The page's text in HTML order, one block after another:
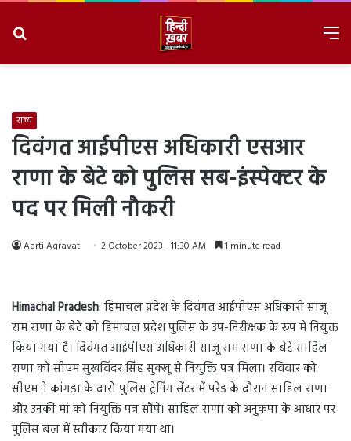
राज्य
दिवंगत आईपीएस अधिकारी एसआर
राणा के बेटे को पुलिस सब-इंस्पेक्टर के
पद पर मिली नौकरी
Aarti Agravat 2 October 2023 - 11:30 AM 1 minute read
Himachal Pradesh: हिमाचल प्रदेश के दिवंगत आईपीएस अधिकारी साजू
राम राणा के बेटे को हिमाचल प्रदेश पुलिस के उप-निरीक्षक के रूप में नियुक्त
किया गया है। दिवंगत आईपीएस अधिकारी साजू राम राणा के बेटे साहिल
राणा को सीएम सुखविंदर सिंह सुक्खू से नियुक्ति पत्र मिला। रविवार को
सीएम ने कांगड़ा के दारो पुलिस ट्रेनिंग सेंटर में परेड के दौरान साहिल राणा
और उनकी मां को नियुक्ति पत्र सौंपे। साहिल राणा को अनुकंपा के आधार पर
पुलिस बल में स्वीकार किया गया था।